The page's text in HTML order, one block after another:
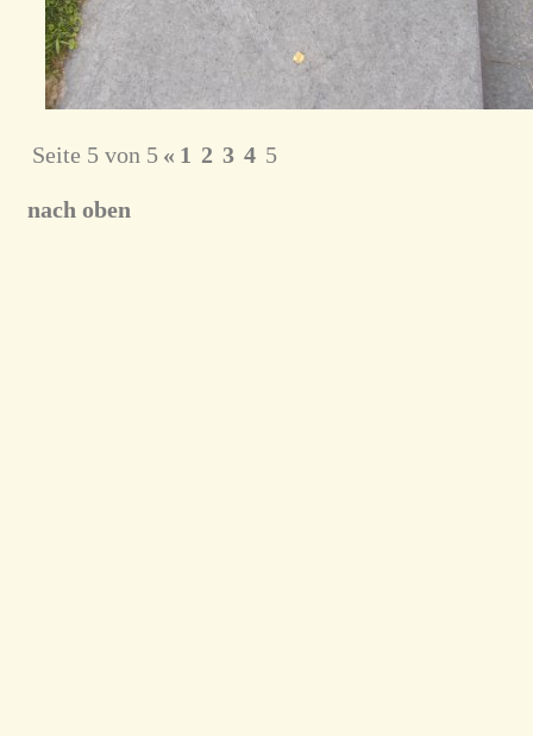
Seite 5 von 5 « 1 2 3 4 5
nach oben